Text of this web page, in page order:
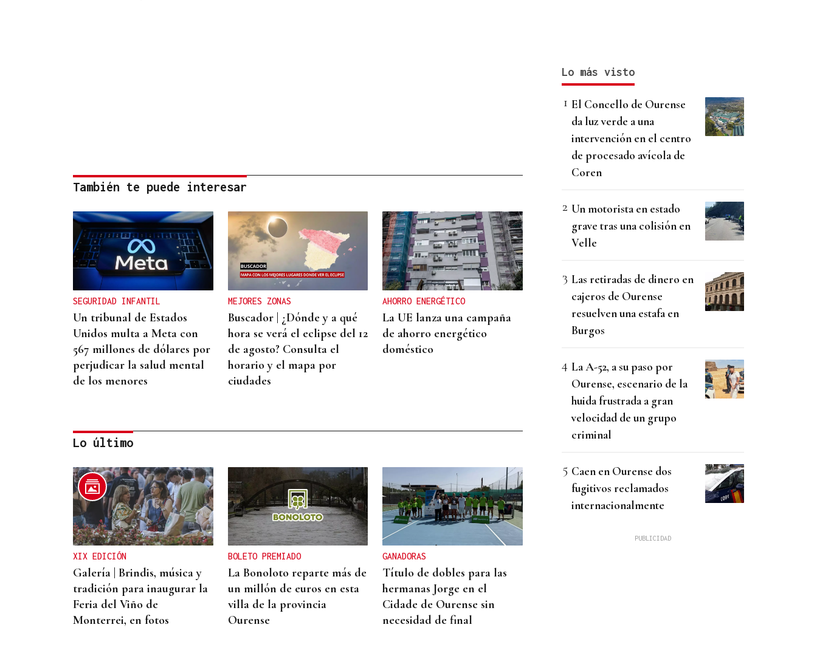
También te puede interesar
SEGURIDAD INFANTIL
Un tribunal de Estados
Unidos multa a Meta con
567 millones de dólares por
perjudicar la salud mental
de los menores
MEJORES ZONAS
Buscador | ¿Dónde y a qué
hora se verá el eclipse del 12
de agosto? Consulta el
horario y el mapa por
ciudades
AHORRO ENERGÉTICO
La UE lanza una campaña
de ahorro energético
doméstico
ORÁCULO DAS BURGAS
Horóscopo del día: viernes,
7 de agosto
Lo último
XIX EDICIÓN
Galería | Brindis, música y
tradición para inaugurar la
Feria del Viño de
Monterrei, en fotos
BOLETO PREMIADO
La Bonoloto reparte más de
un millón de euros en esta
villa de la provincia
Ourense
GANADORAS
Título de dobles para las
hermanas Jorge en el
Cidade de Ourense sin
necesidad de final
Lo más visto
El Concello de Ourense
da luz verde a una
intervención en el centro
de procesado avícola de
Coren
Un motorista en estado
grave tras una colisión en
Velle
Las retiradas de dinero en
cajeros de Ourense
resuelven una estafa en
Burgos
La A-52, a su paso por
Ourense, escenario de la
huida frustrada a gran
velocidad de un grupo
criminal
Caen en Ourense dos
fugitivos reclamados
internacionalmente